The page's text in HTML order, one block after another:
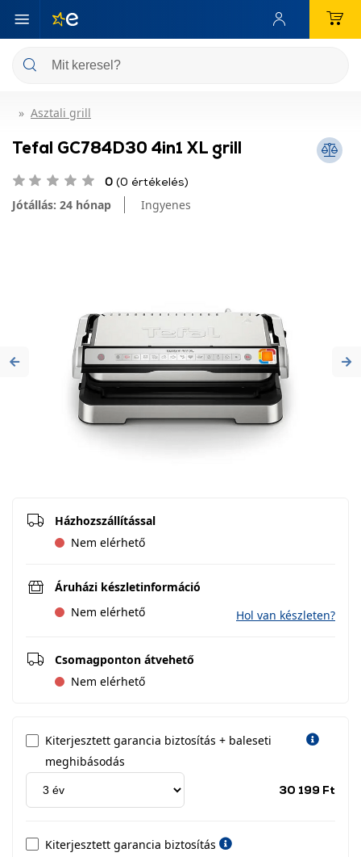
Asztali grill
Tefal GC784D30 4in1 XL grill
0 (0 értékelés)
Jótállás: 24 hónap Ingyenes
Previous
Házhozszállítással
Nem elérhető
Áruházi készletinformáció
Nem elérhető
Hol van készleten?
Csomagponton átvehető
Nem elérhető
Kiterjesztett garancia biztosítás + baleseti
meghibásodás
30 199 Ft
Kiterjesztett garancia biztosítás